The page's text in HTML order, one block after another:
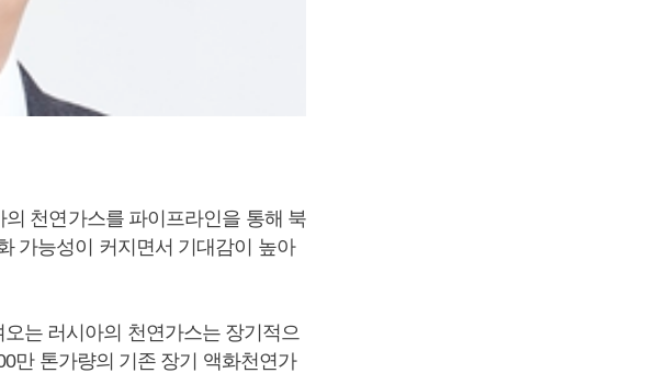
의 천연가스를 파이프라인을 통해 북
가능성이 커지면서 기대감이 높아
는 러시아의 천연가스는 장기적으
만 톤가량의 기존 장기 액화천연가